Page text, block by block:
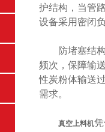
护结构，当管
设备采用密闭
防堵塞结构
频次，保障输
性炭粉体输送
需求。
真空上料机